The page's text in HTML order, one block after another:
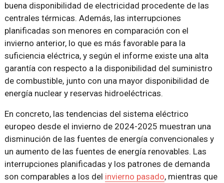
buena disponibilidad de electricidad procedente de las
centrales térmicas. Además, las interrupciones
planificadas son menores en comparación con el
invierno anterior, lo que es más favorable para la
suficiencia eléctrica, y según el informe existe una alta
garantía con respecto a la disponibilidad del suministro
de combustible, junto con una mayor disponibilidad de
energía nuclear y reservas hidroeléctricas.
En concreto, las tendencias del sistema eléctrico
europeo desde el invierno de 2024-2025 muestran una
disminución de las fuentes de energía convencionales y
un aumento de las fuentes de energía renovables. Las
interrupciones planificadas y los patrones de demanda
son comparables a los del invierno pasado, mientras que